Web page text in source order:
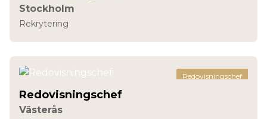
Stockholm
Rekrytering
Redovisningschef
Redovisningschef
Västerås